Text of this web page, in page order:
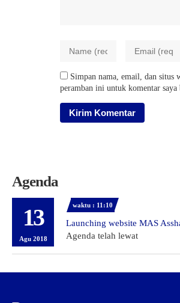
Simpan nama, email, dan situs
peramban ini untuk komentar saya
Agenda
13
Agu 2018
waktu : 11:10
Launching website MAS
Agenda telah lewat